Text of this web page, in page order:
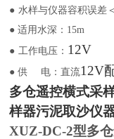
● 水样与仪器容积误差 ＜
● 适用水深： 15m
● 工作电压： 12V
● 供 电：直流12V
多仓遥控横式采
样器污泥取沙仪
XUZ-DC-2型多仓